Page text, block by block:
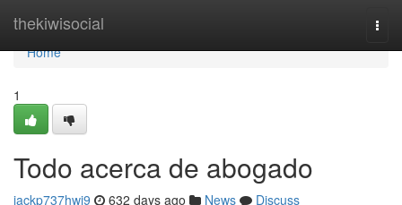
thekiwisocial
Home
Home
1
Todo acerca de abogado
jackp737hwj9 632 days ago News
Discuss